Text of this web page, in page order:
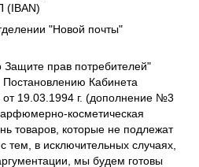
(IBAN)
"Новой почты"
Защите прав потребителей"
Кабинета
19.03.1994 г. (дополнение №3
косметическая
товаров, которые не подлежат
тем, в исключительных случаях,
мы будем готовы